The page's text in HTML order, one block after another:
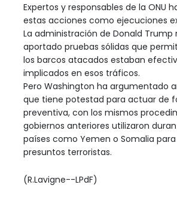
Expertos y responsables de la ONU
estas acciones como ejecuciones
La administración de Donald Trump
aportado pruebas sólidas que
los barcos atacados estaban
implicados en esos tráficos.
Pero Washington ha argumentado
que tiene potestad para actuar de
preventiva, con los mismos
gobiernos anteriores utilizaron
países como Yemen o Somalia
presuntos terroristas.
(R.Lavigne--LPdF)